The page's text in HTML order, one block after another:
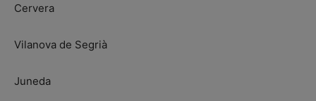
Cervera
Vilanova de Segrià
Juneda